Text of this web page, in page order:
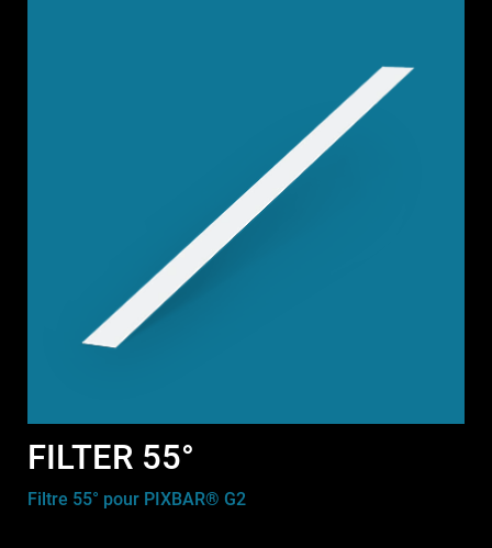
FILTER 55°
Filtre 55° pour PIXBAR® G2